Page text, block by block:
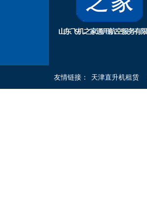
友情链接： 天津直升机租赁